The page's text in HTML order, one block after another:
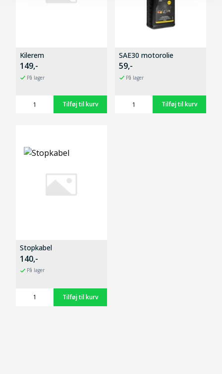
Kilerem
149,-
På lager
SAE30 motorolie
59,-
På lager
Stopkabel
140,-
På lager